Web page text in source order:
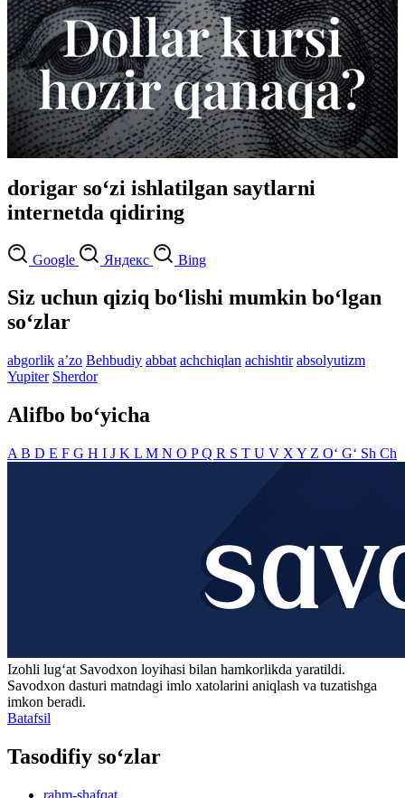
dorigar so‘zi ishlatilgan saytlarni
internetda qidiring
Google Яндекс Bing
Siz uchun qiziq bo‘lishi mumkin bo‘lgan
so‘zlar
abgorlik aʼzo Behbudiy abbat achchiqlan achishtir absolyutizm
Yupiter Sherdor
Alifbo bo‘yicha
A B D E F G H I J K L M N O PQ R S T U V X Y Z O‘ G‘ Sh Ch
Izohli lugʻat Savodxon loyihasi bilan hamkorlikda yaratildi.
Savodxon dasturi matndagi imlo xatolarini aniqlash va tuzatishga
imkon beradi.
Batafsil
Tasodifiy so‘zlar
rahm-shafqat